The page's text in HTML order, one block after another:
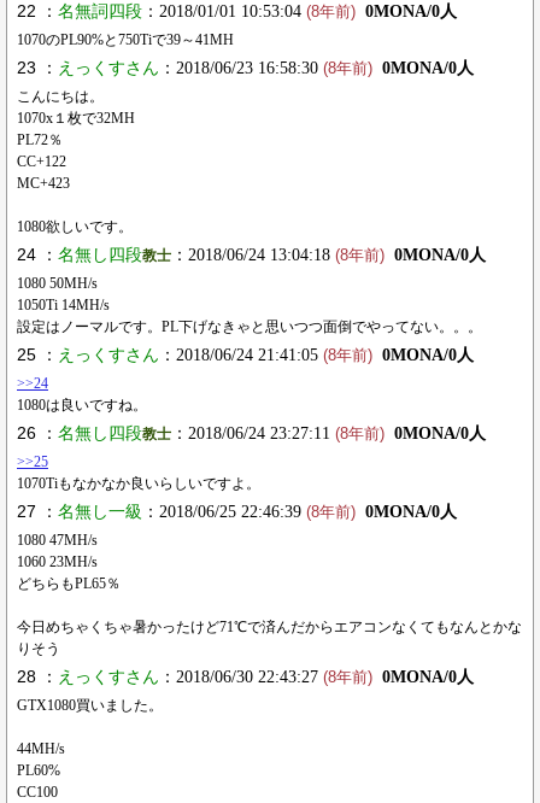
22 ： 名無詞四段 ：2018/01/01 10:53:04 (8年前) 0MONA/0人
1070のPL90%と750Tiで39～41MH
23 ： えっくすさん ：2018/06/23 16:58:30 (8年前) 0MONA/0人
こんにちは。
1070x１枚で32MH
PL72％
CC+122
MC+423
1080欲しいです。
24 ： 名無し四段教士 ：2018/06/24 13:04:18 (8年前) 0MONA/0人
1080 50MH/s
1050Ti 14MH/s
設定はノーマルです。PL下げなきゃと思いつつ面倒でやってない。。。
25 ： えっくすさん ：2018/06/24 21:41:05 (8年前) 0MONA/0人
>>24
1080は良いですね。
26 ： 名無し四段教士 ：2018/06/24 23:27:11 (8年前) 0MONA/0人
>>25
1070Tiもなかなか良いらしいですよ。
27 ： 名無し一級 ：2018/06/25 22:46:39 (8年前) 0MONA/0人
1080 47MH/s
1060 23MH/s
どちらもPL65％
今日めちゃくちゃ暑かったけど71℃で済んだからエアコンなくてもなんとかな
りそう
28 ： えっくすさん ：2018/06/30 22:43:27 (8年前) 0MONA/0人
GTX1080買いました。
44MH/s
PL60%
CC100